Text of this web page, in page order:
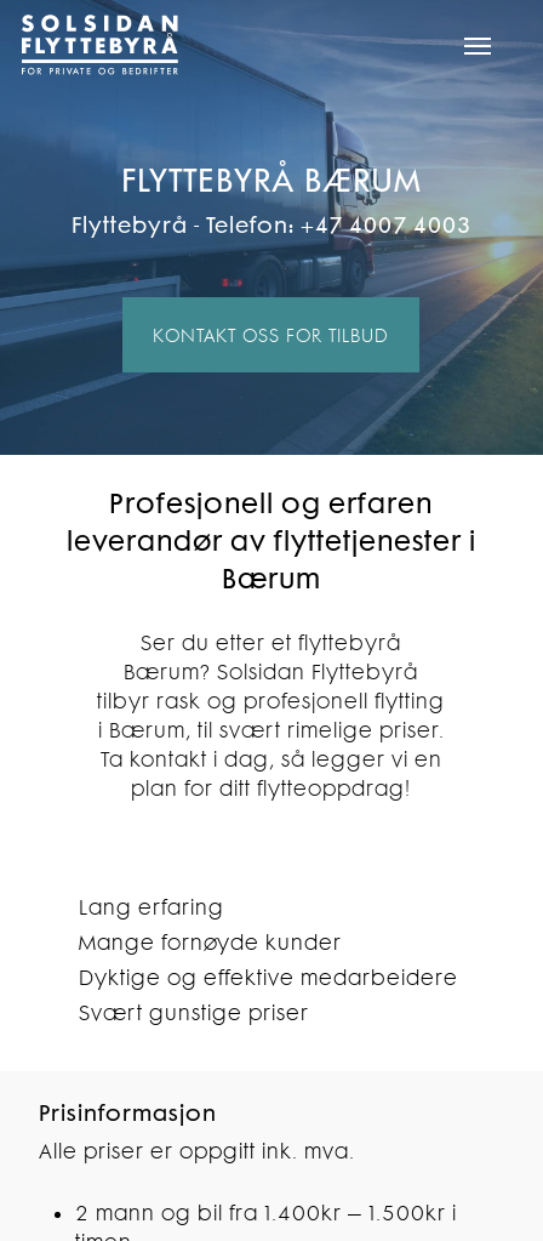
Skip
main
Menu
FLYTTEBYRÅ BÆRUM
Flyttebyrå - Telefon: +47 4007 4003
KONTAKT OSS FOR TILBUD
Profesjonell og erfaren
leverandør av flyttetjenester i
Bærum
Ser du etter et flyttebyrå
Bærum? Solsidan Flyttebyrå
tilbyr rask og profesjonell flytting
i Bærum, til svært rimelige priser.
Ta kontakt i dag, så legger vi en
plan for ditt flytteoppdrag!
Lang erfaring
Mange fornøyde kunder
Dyktige og effektive medarbeidere
Svært gunstige priser
Prisinformasjon
Alle priser er oppgitt ink. mva.
2 mann og bil fra 1.400kr – 1.500kr i